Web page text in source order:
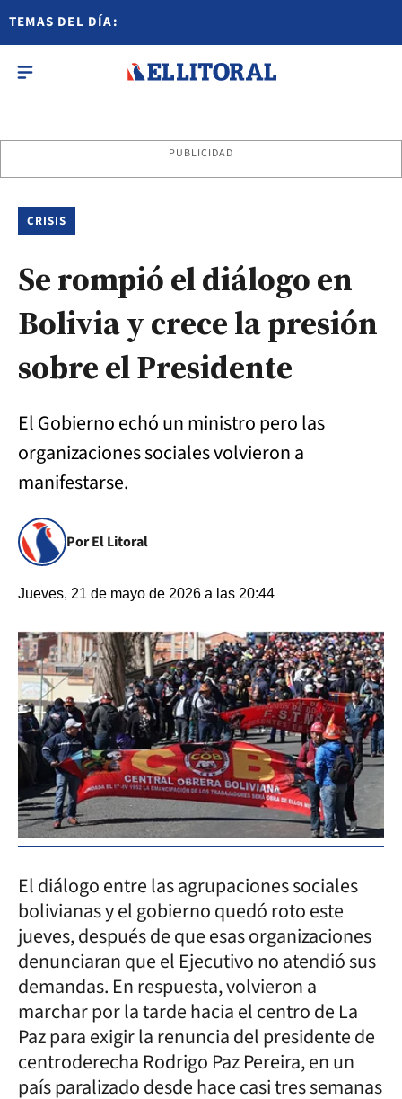
TEMAS DEL DÍA:
PUBLICIDAD
CRISIS
Se rompió el diálogo en
Bolivia y crece la presión
sobre el Presidente
El Gobierno echó un ministro pero las
organizaciones sociales volvieron a
manifestarse.
Por El Litoral
Jueves, 21 de mayo de 2026 a las 20:44
El diálogo entre las agrupaciones sociales
bolivianas y el gobierno quedó roto este
jueves, después de que esas organizaciones
denunciaran que el Ejecutivo no atendió sus
demandas. En respuesta, volvieron a
marchar por la tarde hacia el centro de La
Paz para exigir la renuncia del presidente de
centroderecha Rodrigo Paz Pereira, en un
país paralizado desde hace casi tres semanas